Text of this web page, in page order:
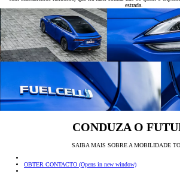
estrada.
CONDUZA O
SAIBA MAIS SOBRE A MOBILIDADE
OBTER CONTACTO (Opens in new window)